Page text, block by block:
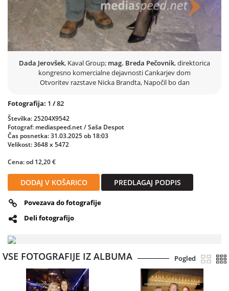
Dada Jerovšek, Kaval Group; mag. Breda Pečovnik, direktorica
kongresno komercialne dejavnosti Cankarjev dom
Otvoritev razstave Nicka Brandta, Napočil bo dan
Fotografija: 1 /82
Številka: 25204X9542
Fotograf: mediaspeed.net / Saša Despot
Čas posnetka: 31.03.2025 ob 18:03
Velikost: 3648 x 5472
Cena: od 12,20 €
DODAJ V KOŠARICO PREDLAGAJ PODPIS
Povezava do fotografije
Deli fotografijo
VSE FOTOGRAFIJE IZ ALBUMA Pogled